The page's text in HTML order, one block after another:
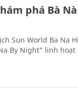
phá Bà
Sun World Ba Na
By Night” linh